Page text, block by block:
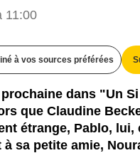
11:00
à vos sources préférées
dans "Un
que Claudine
étrange, Pablo, lui,
sa petite amie,